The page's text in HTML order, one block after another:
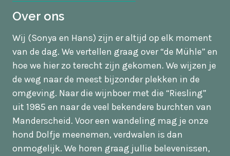
Over ons
Wij (Sonya en Hans) zijn er altijd op elk moment
van de dag. We vertellen graag over “de Mühle” en
hoe we hier zo terecht zijn gekomen. We wijzen je
de weg naar de meest bijzonder plekken in de
omgeving. Naar die wijnboer met die “Riesling”
uit 1985 en naar de veel bekendere burchten van
Manderscheid. Voor een wandeling mag je onze
hond Dolfje meenemen, verdwalen is dan
onmogelijk. We horen graag jullie belevenissen,